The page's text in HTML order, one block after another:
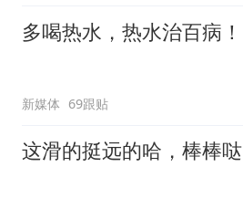
多喝热水，热水治百病！
新媒体 69跟贴
这滑的挺远的哈，棒棒哒